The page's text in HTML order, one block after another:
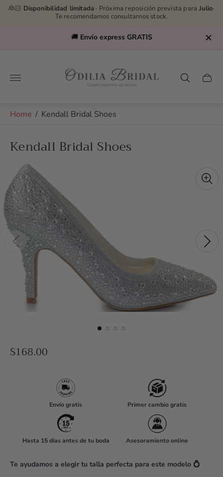
👰🏻 Disponibilidad limitada · Próxima reposición prevista para Julio·
Te recomendamos consultarnos stock.
🚚 Envío express GRATIS
Store
logo"
Cart
Home / Kendall Bridal Shoes
Kendall Bridal Shoes
R
r
$168.00
Envío gratis Primer cambio gratis
Hasta 15 días antes de tu boda Asesoramiento online
Te ayudamos a elegir tu talla perfecta para este modelo 💍